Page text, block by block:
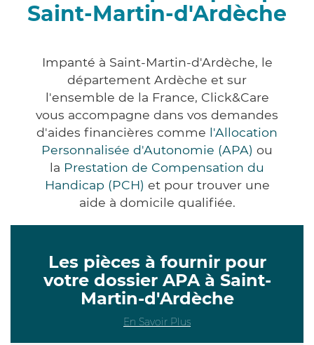
Saint-Martin-d'Ardèche
Impanté à Saint-Martin-d'Ardèche, le
département Ardèche et sur
l'ensemble de la France, Click&Care
vous accompagne dans vos demandes
d'aides financières comme l'Allocation
Personnalisée d'Autonomie (APA) ou
la Prestation de Compensation du
Handicap (PCH) et pour trouver une
aide à domicile qualifiée.
Les pièces à fournir pour
votre dossier APA à Saint-
Martin-d'Ardèche
En Savoir Plus